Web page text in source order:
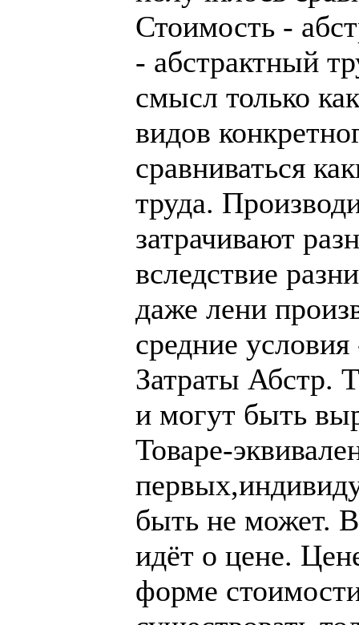
Стоимость -
- абстрактный
смысл только
видов
сравниваться
труда.
затрачивают
вследствие
даже лени
средние
Затраты Абстр.
и могут быть
Товаре-
быть не может.
идёт о цене.
форме